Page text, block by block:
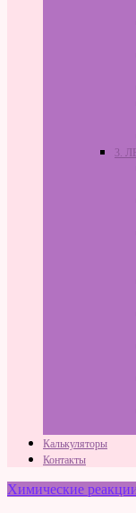
3.
Калькуляторы
Контакты
Химические